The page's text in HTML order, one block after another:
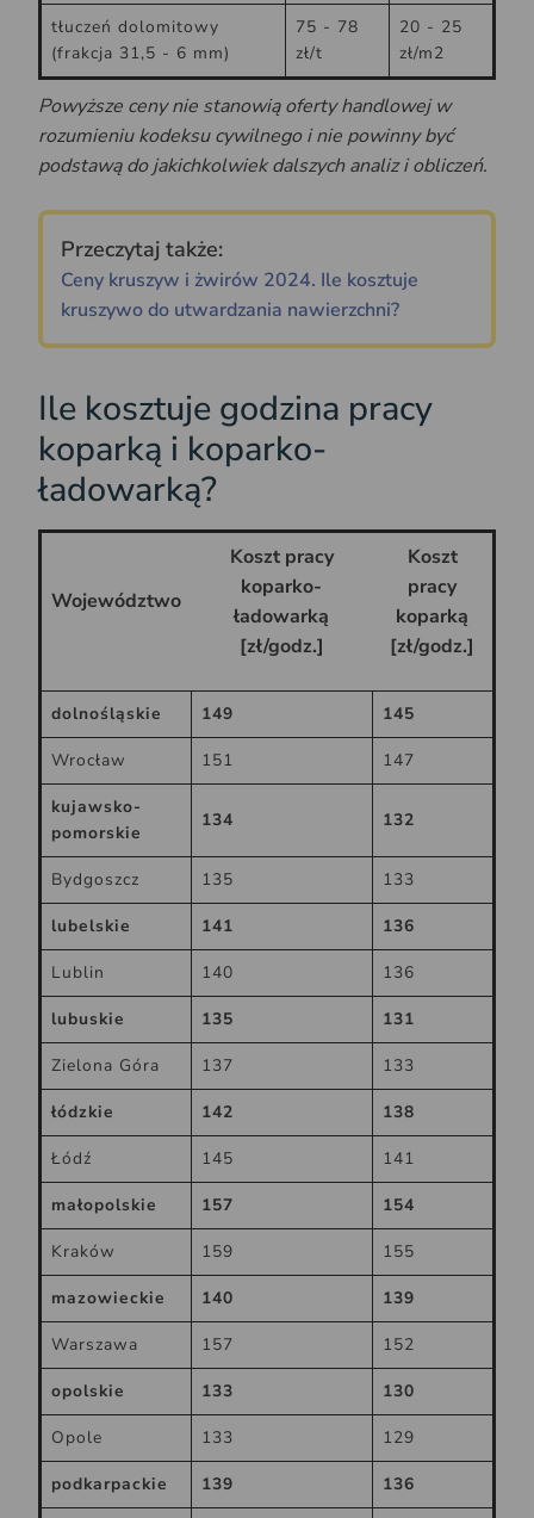
tłuczeń dolomitowy
(frakcja 31,5 - 6 mm)
75 - 78
zł/t
20 - 25
zł/m2
Powyższe ceny nie stanowią oferty handlowej w
rozumieniu kodeksu cywilnego i nie powinny być
podstawą do jakichkolwiek dalszych analiz i obliczeń.
Przeczytaj także:
Ceny kruszyw i żwirów 2024. Ile kosztuje
kruszywo do utwardzania nawierzchni?
Ile kosztuje godzina pracy
koparką i koparko-
ładowarką?
Województwo
Koszt pracy
koparko-
ładowarką
[zł/godz.]
Koszt
pracy
koparką
[zł/godz.]
dolnośląskie 149 145
Wrocław 151 147
kujawsko-
pomorskie
134 132
Bydgoszcz 135 133
lubelskie 141 136
Lublin 140 136
lubuskie 135 131
Zielona Góra 137 133
łódzkie 142 138
Łódź 145 141
małopolskie 157 154
Kraków 159 155
mazowieckie 140 139
Warszawa 157 152
opolskie 133 130
Opole 133 129
podkarpackie 139 136